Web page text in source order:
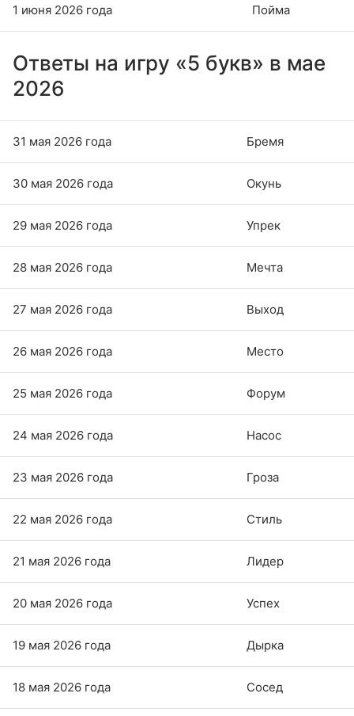
1 июня 2026 года Пойма
Ответы на игру «5 букв» в мае
2026
31 мая 2026 года Бремя
30 мая 2026 года Окунь
29 мая 2026 года Упрек
28 мая 2026 года Мечта
27 мая 2026 года Выход
26 мая 2026 года Место
25 мая 2026 года Форум
24 мая 2026 года Насос
23 мая 2026 года Гроза
22 мая 2026 года Стиль
21 мая 2026 года Лидер
20 мая 2026 года Успех
19 мая 2026 года Дырка
18 мая 2026 года Сосед